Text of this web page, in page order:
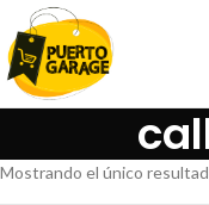
Mostrando el único